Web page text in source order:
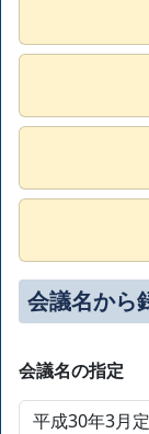
会議名から
会議名の指定